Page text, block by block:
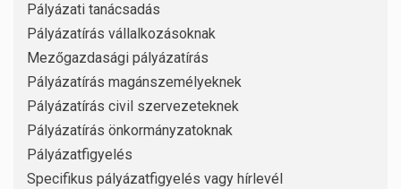
Pályázati tanácsadás
Pályázatírás vállalkozásoknak
Mezőgazdasági pályázatírás
Pályázatírás magánszemélyeknek
Pályázatírás civil szervezeteknek
Pályázatírás önkormányzatoknak
Pályázatfigyelés
Specifikus pályázatfigyelés vagy hírlevél